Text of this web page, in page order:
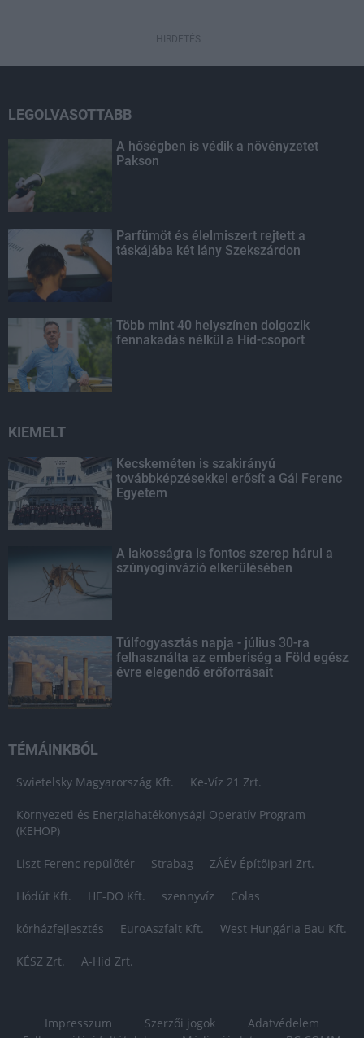
HIRDETÉS
LEGOLVASOTTABB
A hőségben is védik a növényzetet
Pakson
Parfümöt és élelmiszert rejtett a
táskájába két lány Szekszárdon
Több mint 40 helyszínen dolgozik
fennakadás nélkül a Híd-csoport
KIEMELT
Kecskeméten is szakirányú
továbbképzésekkel erősít a Gál Ferenc
Egyetem
A lakosságra is fontos szerep hárul a
szúnyoginvázió elkerülésében
Túlfogyasztás napja - július 30-ra
felhasználta az emberiség a Föld egész
évre elegendő erőforrásait
TÉMÁINKBÓL
Swietelsky Magyarország Kft. Ke-Víz 21 Zrt.
Környezeti és Energiahatékonysági Operatív Program
(KEHOP)
Liszt Ferenc repülőtér Strabag ZÁÉV Építőipari Zrt.
Hódút Kft. HE-DO Kft. szennyvíz Colas
kórházfejlesztés EuroAszfalt Kft. West Hungária Bau Kft.
KÉSZ Zrt. A-Híd Zrt.
Impresszum Szerzői jogok
Adatvédelem